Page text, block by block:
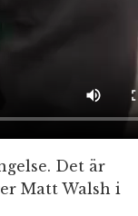
Det är
Matt Walsh i